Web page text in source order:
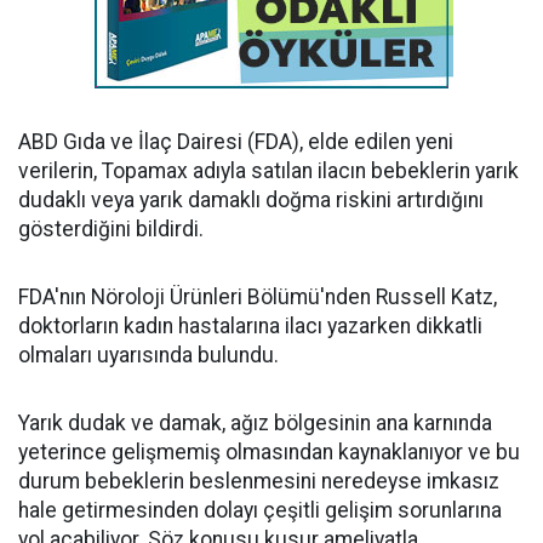
ABD Gıda ve İlaç Dairesi (FDA), elde edilen yeni
verilerin, Topamax adıyla satılan ilacın bebeklerin yarık
dudaklı veya yarık damaklı doğma riskini artırdığını
gösterdiğini bildirdi.
FDA'nın Nöroloji Ürünleri Bölümü'nden Russell Katz,
doktorların kadın hastalarına ilacı yazarken dikkatli
olmaları uyarısında bulundu.
Yarık dudak ve damak, ağız bölgesinin ana karnında
yeterince gelişmemiş olmasından kaynaklanıyor ve bu
durum bebeklerin beslenmesini neredeyse imkasız
hale getirmesinden dolayı çeşitli gelişim sorunlarına